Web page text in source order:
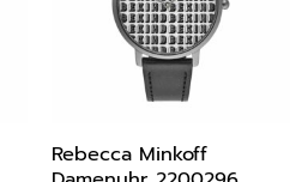
Rebecca Minkoff